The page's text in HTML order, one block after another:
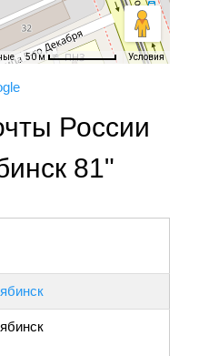
50 м Условия
России
81"